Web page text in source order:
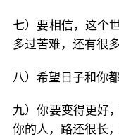
七）要相信，这个
多过苦难，还有很
八）希望日子和你
九）你要变得更好
你的人，路还很长